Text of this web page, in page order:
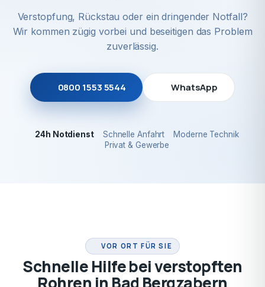
Verstopfung, Rückstau oder ein dringender Notfall?
Wir kommen zügig vorbei und beseitigen das Problem
zuverlässig.
0800 1553 5544 WhatsApp
24h Notdienst Schnelle Anfahrt
Moderne Technik
Privat & Gewerbe
VOR ORT FÜR SIE
Schnelle Hilfe bei verstopften